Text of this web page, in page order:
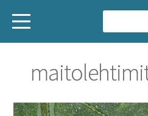
a
k
u